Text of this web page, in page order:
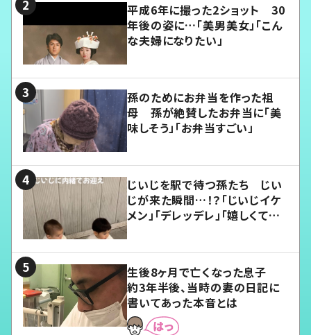
平成6年に撮った2ショット 30
年後の姿に…「美男美女」「こん
な夫婦になりたい」
孫のためにお弁当を作った祖
母 孫が絶賛したお弁当に「美
味しそう」「お弁当すごい」
じいじを駅で待つ孫たち じい
じが来た瞬間…！？「じいじイケ
メン」「デレッデレ」「嬉しくて可
生後8ヶ月で亡くなった息子
約3年半後、当時の妻の日記に
書いてあった本音とは